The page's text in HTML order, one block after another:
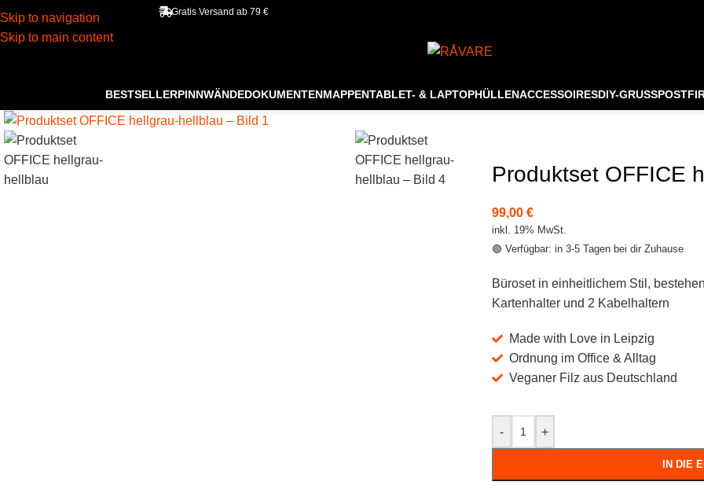
Skip to navigation
Skip to main content
Gratis Versand ab 79 €
BESTSELLERPINNWÄNDEDOKUMENTENMAPPENTABLET- & LAPTOPHÜLLENACCESSOIRESDIY-GRUSSPOST
Produktset OFFICE
99,00 €
inkl. 19% MwSt.
🟢 Verfügbar: in 3-5 Tagen bei dir Zuhause
Büroset in einheitlichem Stil,
Kartenhalter und 2 Kabelhaltern
Made with Love in Leipzig
Ordnung im Office & Alltag
Veganer Filz aus Deutschland
- +
IN DIE